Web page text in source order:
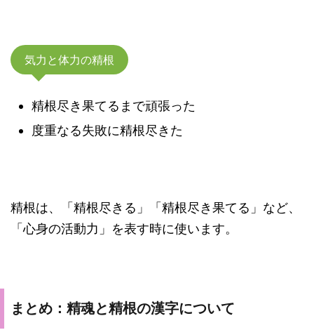
気力と体力の精根
精根尽き果てるまで頑張った
度重なる失敗に精根尽きた
精根は、「精根尽きる」「精根尽き果てる」など、
「心身の活動力」を表す時に使います。
まとめ：精魂と精根の漢字について